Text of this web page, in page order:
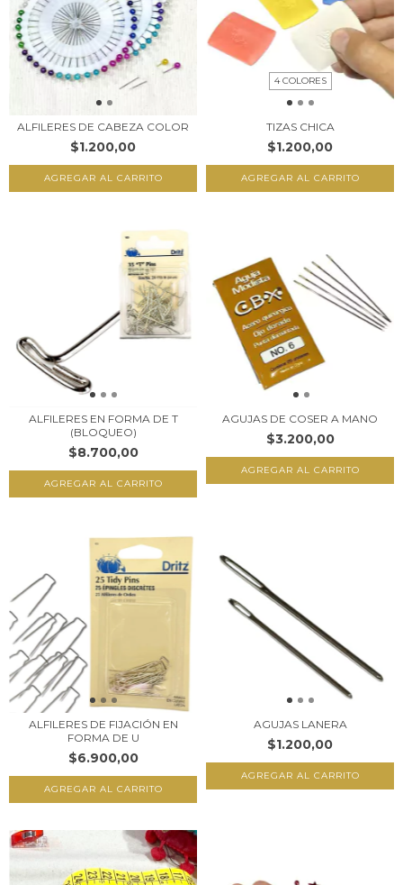
ALFILERES DE CABEZA COLOR
$1.200,00
AGREGAR AL CARRITO
4 COLORES
TIZAS CHICA
$1.200,00
AGREGAR AL CARRITO
ALFILERES EN FORMA DE T
(BLOQUEO)
$8.700,00
AGUJAS DE COSER A MANO
$3.200,00
AGREGAR AL CARRITO
ALFILERES DE FIJACIÓN EN
FORMA DE U
$6.900,00
AGUJAS LANERA
$1.200,00
AGREGAR AL CARRITO